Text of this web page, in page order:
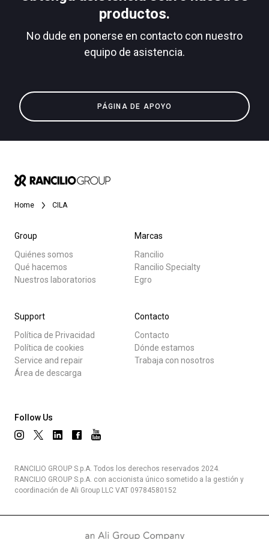
productos.
No dude en ponerse en contacto con nuestro
equipo de asistencia.
PÁGINA DE APOYO
Home CILA
Group
Quiénes somos
Qué hacemos
Nuestros laboratorios
Marcas
Rancilio
Rancilio Specialty
Egro
Support
Política de Privacidad
Política de cookies
Service and repair
Área de descarga
Contacto
Contacto
Dónde estamos
Trabaja con nosotros
Follow Us
RANCILIO GROUP S.p.A. Todos los derechos reservados 2024.
RANCILIO GROUP S.p.A. con accionista único sometido a la gestión y
coordinación de Ali Group LLC VAT 09784580152
Política de Privacidad